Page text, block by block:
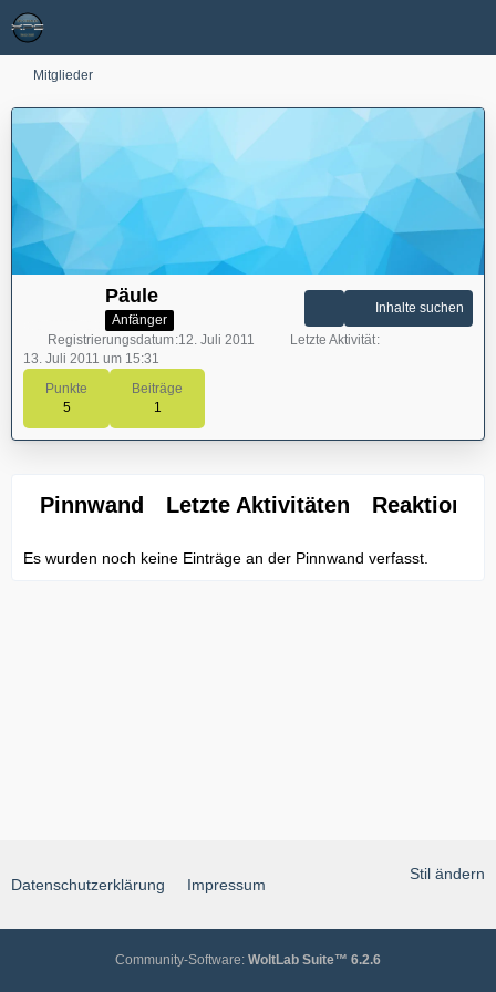
Mitglieder
Päule
Anfänger
Punkte
5
Beiträge
1
Inhalte suchen
Registrierungsdatum 12. Juli 2011
Letzte Aktivität
13. Juli 2011 um 15:31
Pinnwand Letzte Aktivitäten Reaktionen
Es wurden noch keine Einträge an der Pinnwand verfasst.
Stil ändern
Datenschutzerklärung Impressum
Community-Software: WoltLab Suite™ 6.2.6